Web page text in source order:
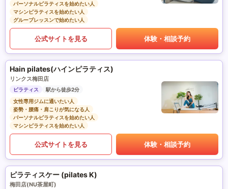
パーソナルピラティスを始めたい人
マシンピラティスを始めたい人
グループレッスンで始めたい人
公式サイトを見る 体験・相談予約
Hain pilates(ハインピラティス)
リンクス梅田店
ピラティス
駅から徒歩2分
女性専用ジムに通いたい人
姿勢・腰痛・肩こりが気になる人
パーソナルピラティスを始めたい人
マシンピラティスを始めたい人
公式サイトを見る 体験・相談予約
ピラティスケー (pilates K)
梅田店(NU茶屋町)